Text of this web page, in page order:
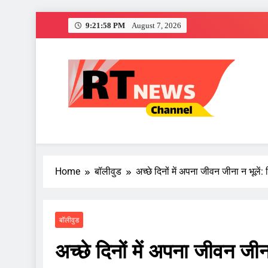
9:21:59 PM August 7, 2026
दतिया सीट
RT News
Sabse Tezz Sabse Sahi
Home बॉलीवुड अच्छे दिनों में अपना जीवन जीना न भूलें:
बॉलीवुड
अच्छे दिनों में अपना जीवन